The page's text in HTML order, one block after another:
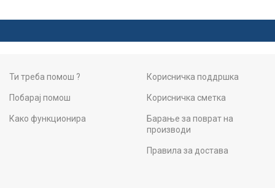
Ти треба помош ?
Побарај помош
Како функционира
Корисничка поддршка
Корисничка сметка
Барање за поврат на
производи
Правила за достава